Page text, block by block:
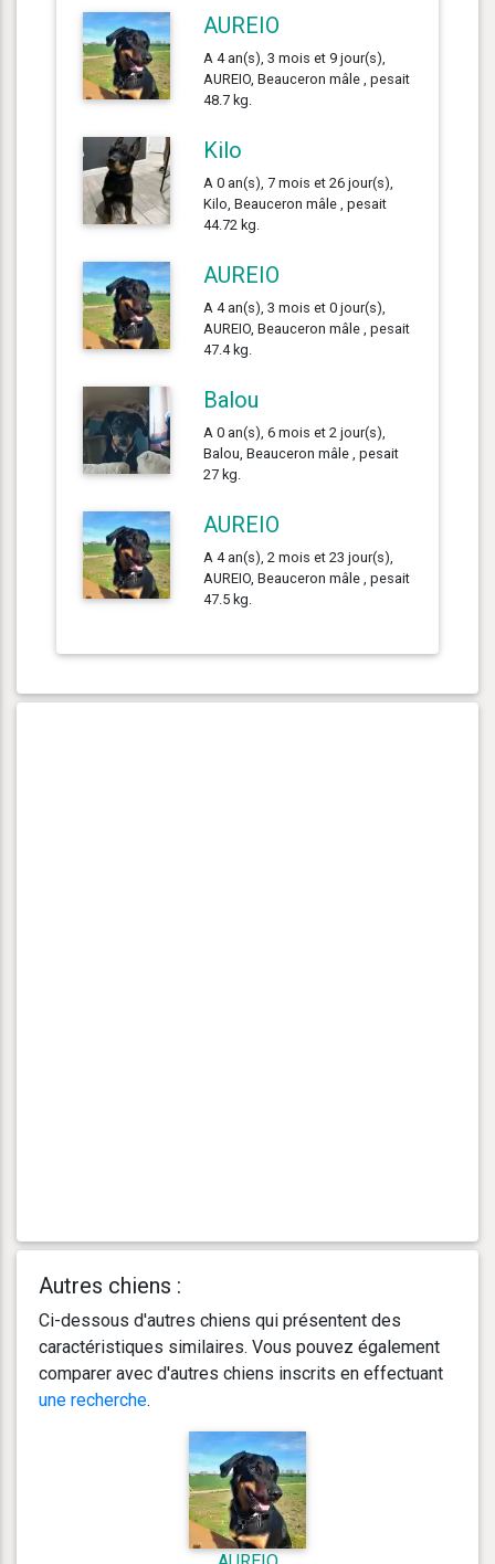
AUREIO
A 4 an(s), 3 mois et 9 jour(s),
AUREIO, Beauceron mâle , pesait
48.7 kg.
Kilo
A 0 an(s), 7 mois et 26 jour(s),
Kilo, Beauceron mâle , pesait
44.72 kg.
AUREIO
A 4 an(s), 3 mois et 0 jour(s),
AUREIO, Beauceron mâle , pesait
47.4 kg.
Balou
A 0 an(s), 6 mois et 2 jour(s),
Balou, Beauceron mâle , pesait
27 kg.
AUREIO
A 4 an(s), 2 mois et 23 jour(s),
AUREIO, Beauceron mâle , pesait
47.5 kg.
Autres chiens :
Ci-dessous d'autres chiens qui présentent des
caractéristiques similaires. Vous pouvez également
comparer avec d'autres chiens inscrits en effectuant
une recherche.